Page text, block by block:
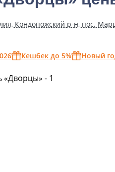
Кондопожский р-н, пос.
Кешбек до 5% Новый